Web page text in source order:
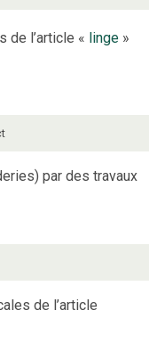
de l’article « linge »
par des travaux
de l’article